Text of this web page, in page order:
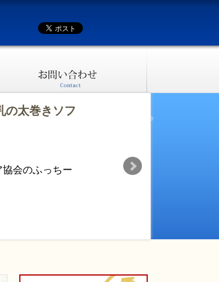
の太巻きソフ
会のふっちー